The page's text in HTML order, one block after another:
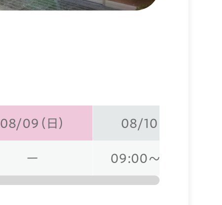
08/09（日） 08/10（月）
ー 09:00～18:30